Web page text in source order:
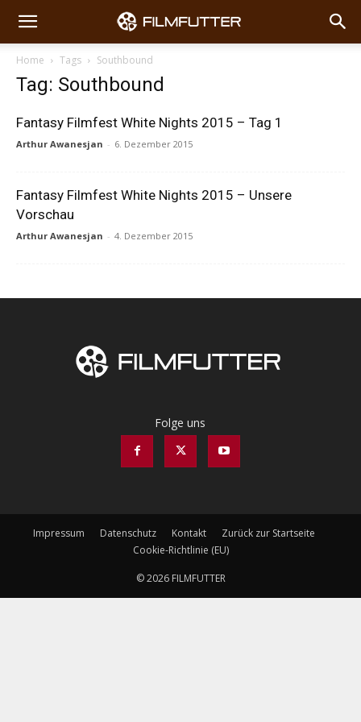
Home Tags Southbound
Tag: Southbound
Fantasy Filmfest White Nights 2015 – Tag 1
Arthur Awanesjan - 6. Dezember 2015
Fantasy Filmfest White Nights 2015 – Unsere
Vorschau
Arthur Awanesjan - 4. Dezember 2015
Folge uns
Impressum Datenschutz Kontakt
Zurück zur Startseite
Cookie-Richtlinie (EU)
© 2026 FILMFUTTER